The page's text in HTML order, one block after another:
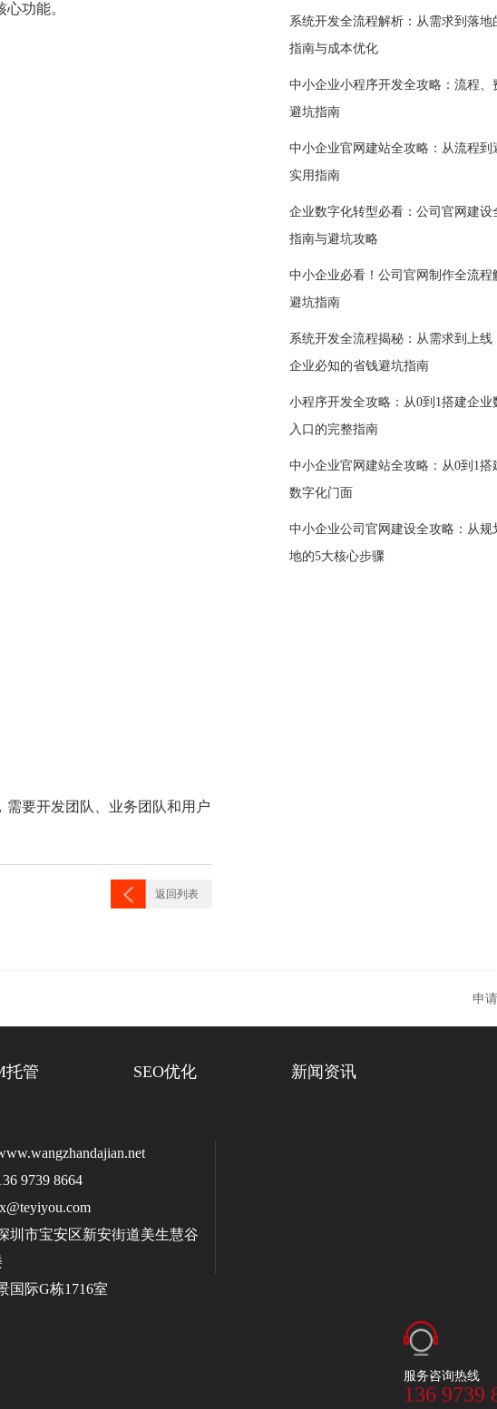
功能。
要开发团队、业务团队和用户
返回列表
系统开发全流程解析：从需求到落地
指南与成本优化
中小企业小程序开发全攻略：流程、
避坑指南
中小企业官网建站全攻略：从流程到
实用指南
企业数字化转型必看：公司官网建设
指南与避坑攻略
中小企业必看！公司官网制作全流程
避坑指南
系统开发全流程揭秘：从需求到上线
企业必知的省钱避坑指南
小程序开发全攻略：从0到1搭建企业
入口的完整指南
中小企业官网建站全攻略：从0到1搭
数字化门面
中小企业公司官网建设全攻略：从规
地的5大核心步骤
申
托管 SEO优化 新闻资讯
9739 8664
圳市宝安区新安街道美生慧谷
国际G栋1716室
服务咨询热线
136 9739